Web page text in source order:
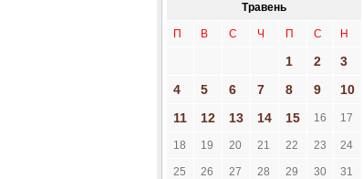
Травень
П В С Ч П С Н
1 2
3
4
5 6 7 8 9
10
11
12 13 14 15 16 17
18 19 20 21 22 23 24
25 26 27 28 29 30 31